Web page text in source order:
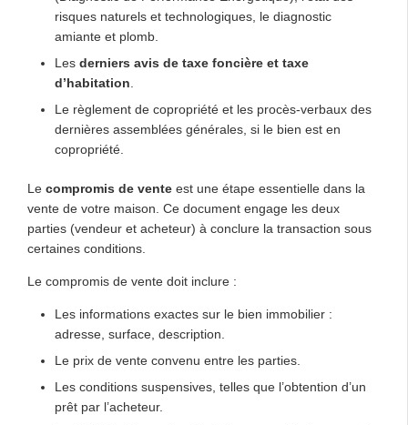
risques naturels et technologiques, le diagnostic
amiante et plomb.
Les derniers avis de taxe foncière et taxe
d’habitation.
Le règlement de copropriété et les procès-verbaux des
dernières assemblées générales, si le bien est en
copropriété.
Le compromis de vente est une étape essentielle dans la
vente de votre maison. Ce document engage les deux
parties (vendeur et acheteur) à conclure la transaction sous
certaines conditions.
Le compromis de vente doit inclure :
Les informations exactes sur le bien immobilier :
adresse, surface, description.
Le prix de vente convenu entre les parties.
Les conditions suspensives, telles que l’obtention d’un
prêt par l’acheteur.